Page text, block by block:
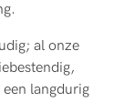
al onze
langdurig